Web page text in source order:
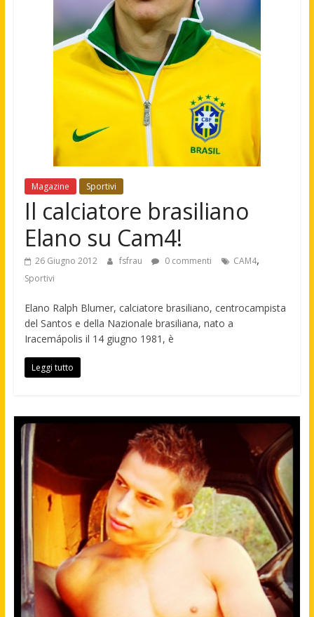
Magazine Sportivi
Il calciatore brasiliano
Elano su Cam4!
26 Giugno 2012 fsfrau 0 commenti CAM4,
Sportivi
Elano Ralph Blumer, calciatore brasiliano, centrocampista
del Santos e della Nazionale brasiliana, nato a
Iracemápolis il 14 giugno 1981, è
Leggi tutto